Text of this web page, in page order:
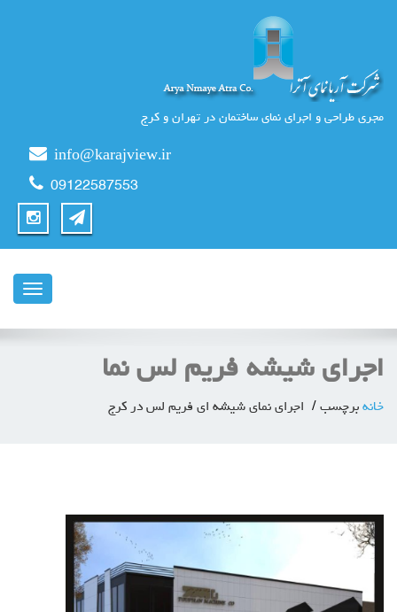
مجری طراحی و اجرای نمای ساختمان در تهران و کرج
info@karajview.ir
09122587553
ناوبری
اجرای شیشه فریم لس نما
خانه برچسب اجرای نمای شیشه ای فریم لس در کرج